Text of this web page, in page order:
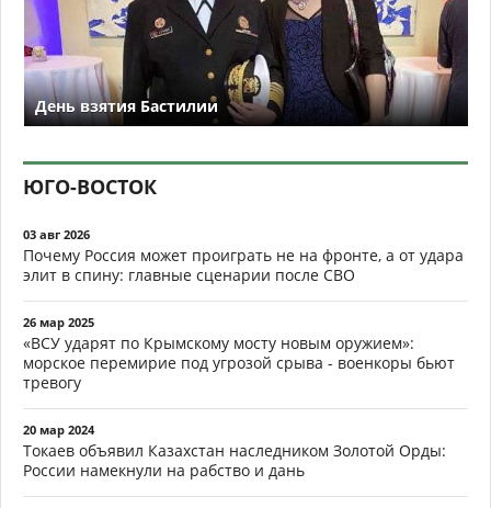
День взятия Бастилии
ЮГО-ВОСТОК
03 авг 2026
Почему Россия может проиграть не на фронте, а от удара
элит в спину: главные сценарии после СВО
26 мар 2025
«ВСУ ударят по Крымскому мосту новым оружием»:
морское перемирие под угрозой срыва - военкоры бьют
тревогу
20 мар 2024
Токаев объявил Казахстан наследником Золотой Орды:
России намекнули на рабство и дань